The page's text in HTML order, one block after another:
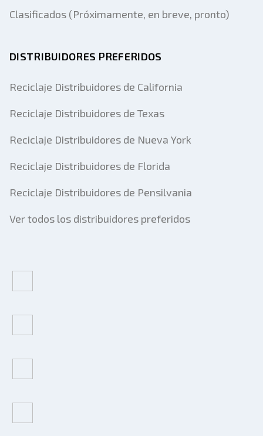
Clasificados (Próximamente, en breve, pronto)
DISTRIBUIDORES PREFERIDOS
Reciclaje Distribuidores de California
Reciclaje Distribuidores de Texas
Reciclaje Distribuidores de Nueva York
Reciclaje Distribuidores de Florida
Reciclaje Distribuidores de Pensilvania
Ver todos los distribuidores preferidos